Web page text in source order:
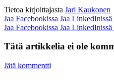
Tietoa kirjoittajasta Jari Kaukonen
Jaa Facebookissa Jaa LinkedInissä
Jaa Facebookissa Jaa LinkedInissä
Tätä artikkelia ei ole
Jätä kommentti